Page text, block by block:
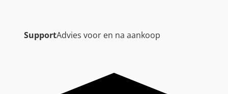
SupportAdvies voor en na aankoop